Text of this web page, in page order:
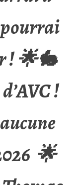
! 🌟🐇
!
🌟